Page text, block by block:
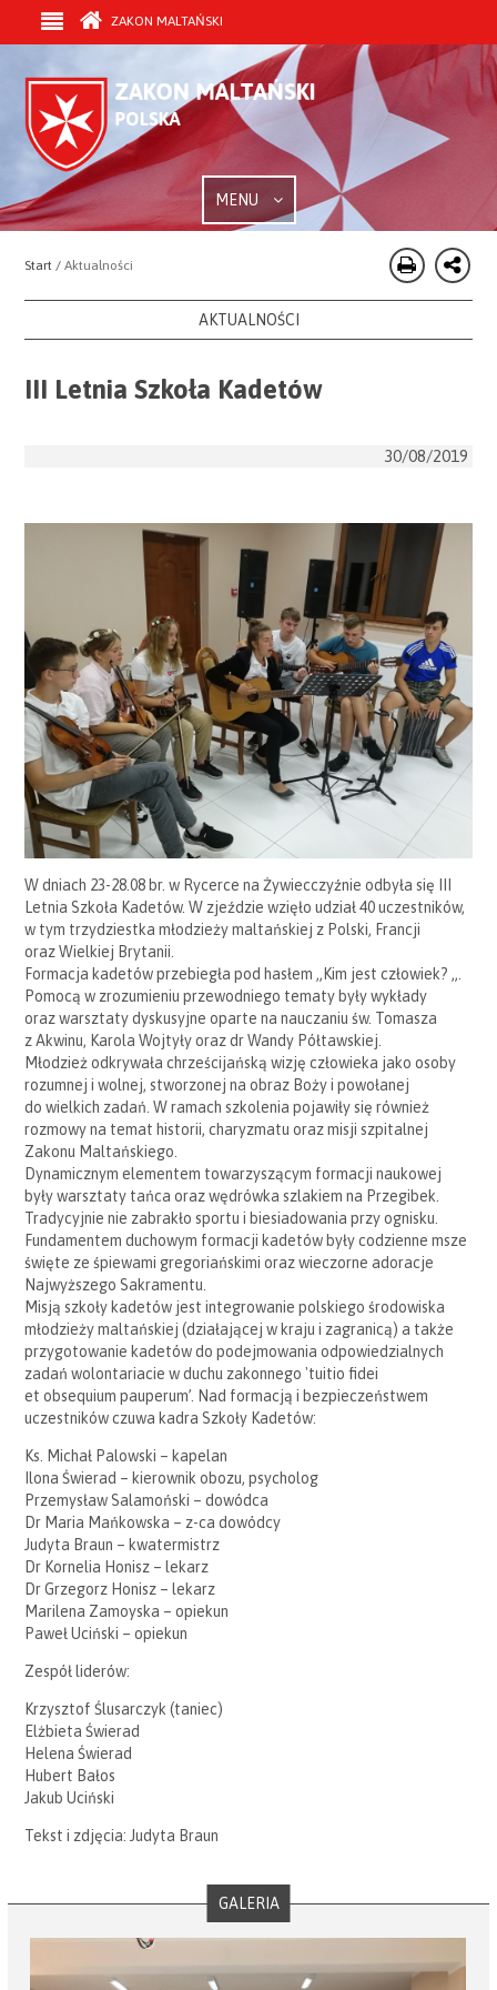
ZAKON MALTAŃSKI
MENU
Start / Aktualności
AKTUALNOŚCI
III Letnia Szkoła Kadetów
30/08/2019
W dniach 23-28.08 br. w Rycerce na Żywiecczyźnie odbyła się III
Letnia Szkoła Kadetów. W zjeździe wzięło udział 40 uczestników,
w tym trzydziestka młodzieży maltańskiej z Polski, Francji
oraz Wielkiej Brytanii.
Formacja kadetów przebiegła pod hasłem „Kim jest człowiek? „.
Pomocą w zrozumieniu przewodniego tematy były wykłady
oraz warsztaty dyskusyjne oparte na nauczaniu św. Tomasza
z Akwinu, Karola Wojtyły oraz dr Wandy Półtawskiej.
Młodzież odkrywała chrześcijańską wizję człowieka jako osoby
rozumnej i wolnej, stworzonej na obraz Boży i powołanej
do wielkich zadań. W ramach szkolenia pojawiły się również
rozmowy na temat historii, charyzmatu oraz misji szpitalnej
Zakonu Maltańskiego.
Dynamicznym elementem towarzyszącym formacji naukowej
były warsztaty tańca oraz wędrówka szlakiem na Przegibek.
Tradycyjnie nie zabrakło sportu i biesiadowania przy ognisku.
Fundamentem duchowym formacji kadetów były codzienne msze
święte ze śpiewami gregoriańskimi oraz wieczorne adoracje
Najwyższego Sakramentu.
Misją szkoły kadetów jest integrowanie polskiego środowiska
młodzieży maltańskiej (działającej w kraju i zagranicą) a także
przygotowanie kadetów do podejmowania odpowiedzialnych
zadań wolontariacie w duchu zakonnego 'tuitio fidei
et obsequium pauperum’. Nad formacją i bezpieczeństwem
uczestników czuwa kadra Szkoły Kadetów:
Ks. Michał Palowski – kapelan
Ilona Świerad – kierownik obozu, psycholog
Przemysław Salamoński – dowódca
Dr Maria Mańkowska – z-ca dowódcy
Judyta Braun – kwatermistrz
Dr Kornelia Honisz – lekarz
Dr Grzegorz Honisz – lekarz
Marilena Zamoyska – opiekun
Paweł Uciński – opiekun
Zespół liderów:
Krzysztof Ślusarczyk (taniec)
Elżbieta Świerad
Helena Świerad
Hubert Bałos
Jakub Uciński
Tekst i zdjęcia: Judyta Braun
GALERIA